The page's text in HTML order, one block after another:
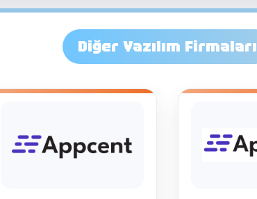
Diğer Yazılım Firmaları